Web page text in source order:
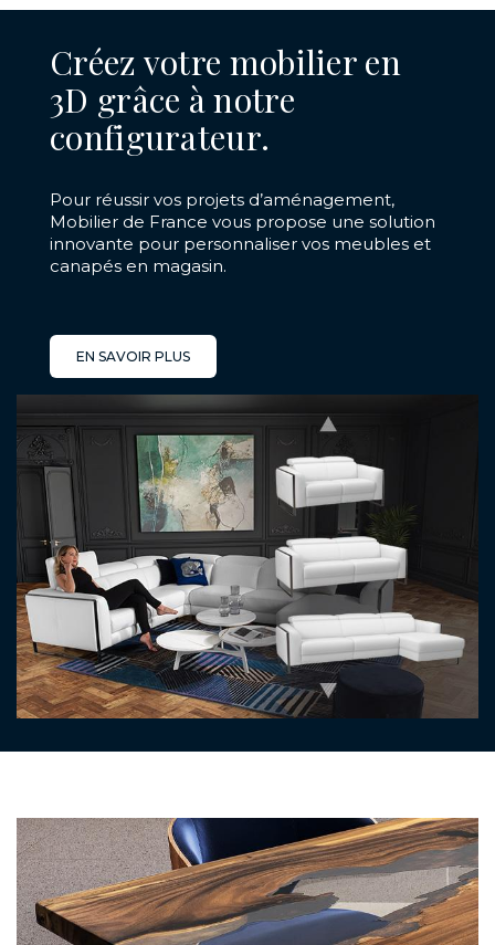
Créez votre mobilier en
3D grâce à notre
configurateur.
Pour réussir vos projets d’aménagement,
Mobilier de France vous propose une solution
innovante pour personnaliser vos meubles et
canapés en magasin.
EN SAVOIR PLUS